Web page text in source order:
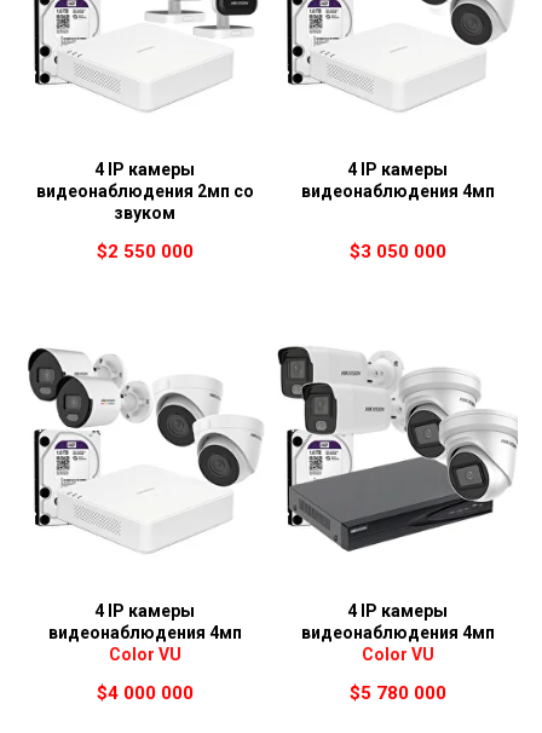
4 IP камеры
видеонаблюдения 2мп со
звуком
$2 550 000
4 IP камеры
видеонаблюдения 4мп
$3 050 000
4 IP камеры
видеонаблюдения 4мп
Color VU
$4 000 000
4 IP камеры
видеонаблюдения 4мп
Color VU
$5 780 000